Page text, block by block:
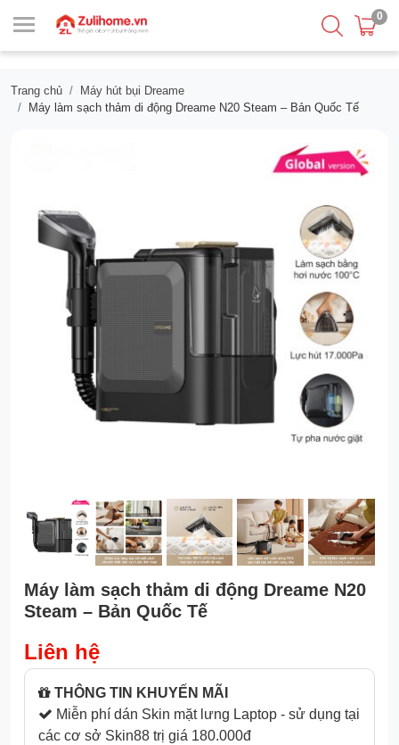
0
Trang chủ
Máy hút bụi Dreame
Máy làm sạch thảm di động Dreame N20 Steam – Bản Quốc Tế
Máy làm sạch thảm di động Dreame N20
Steam – Bản Quốc Tế
Liên hệ
THÔNG TIN KHUYẾN MÃI
Miễn phí dán Skin mặt lưng Laptop - sử dụng tại
các cơ sở Skin88 trị giá 180.000đ